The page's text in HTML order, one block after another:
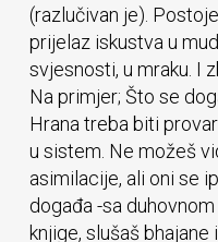
(razlučivan je).
prijelaz iskustva u
svjesnosti, u mraku. I
Na primjer; Što se
Hrana treba biti
u sistem. Ne možeš
asimilacije, ali oni se
događa -sa
knjige, slušaš